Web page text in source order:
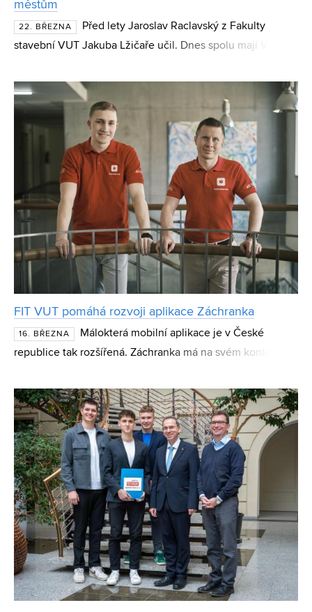
městům
22. BŘEZNA
Před lety Jaroslav Raclavský z Fakulty
stavební VUT Jakuba Lžičaře učil. Dnes spolu mají VUT
teplárenství a vodárenství do 21. století. Zákazníkům nabízí
FIT VUT pomáhá rozvoji aplikace Záchranka
16. BŘEZNA
Málokterá mobilní aplikace je v České
republice tak rozšířená. Záchranka má na svém kontě už
lidí, celkově jde už o více než 220 tisíc realizova